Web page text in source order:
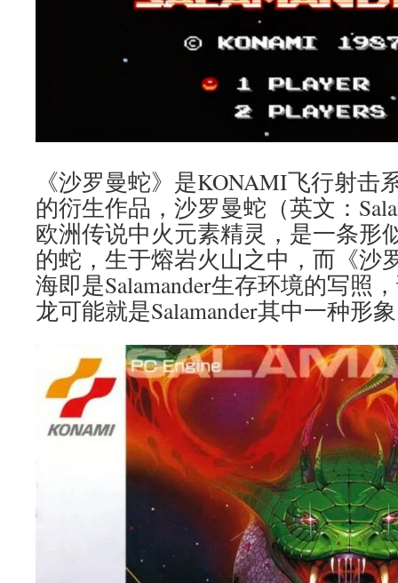
《沙罗曼蛇》是KONAMI飞行射击
的衍生作品，沙罗曼蛇（英文：
欧洲传说中火元素精灵，是一条形
的蛇，生于熔岩火山之中，而《沙
海即是Salamander生存环境的写照
龙可能就是Salamander其中一种形